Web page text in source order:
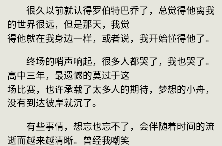
很久以前就认得罗伯特巴乔了，总觉得他离我
的世界很远，但是那天，我觉
得他就在我身边一样，或者说，我开始懂得他了。
终场的哨声响起，很多人都哭了，我也哭了。
高中三年，最遗憾的莫过于这
场比赛，也许承载了太多人的期待，梦想的小舟，
没有到达彼岸就沉了。
有些事情，想忘也忘不了，会伴随着时间的流
逝而越来越清晰。曾经我嘲笑